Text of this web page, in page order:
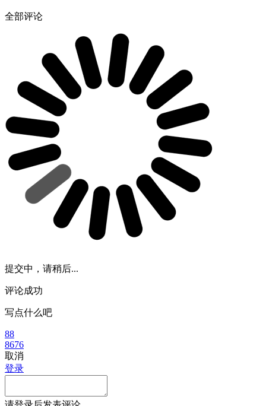
全部评论
提交中，请稍后...
评论成功
写点什么吧
88
8676
取消
登录